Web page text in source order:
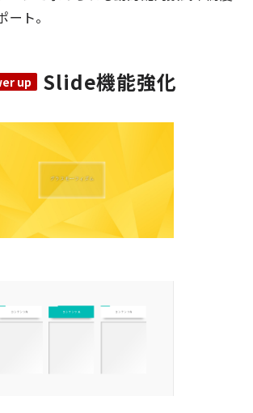
ト。
Slide機能強化